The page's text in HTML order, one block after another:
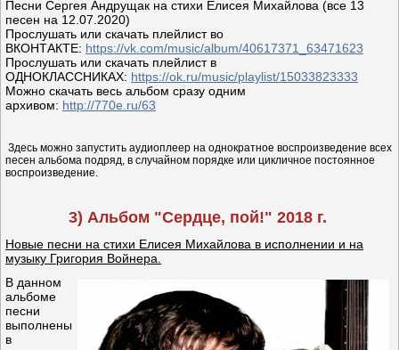
Песни Сергея Андрущак на стихи Елисея Михайлова (все 13
песен на 12.07.2020)
Прослушать или скачать плейлист во
ВКОНТАКТЕ: https://vk.com/music/album/40617371_63471623
Прослушать или скачать плейлист в
ОДНОКЛАССНИКАХ: https://ok.ru/music/playlist/15033823333
Можно скачать весь альбом сразу одним
архивом: http://770e.ru/63
Здесь можно запустить аудиоплеер на однократное воспроизведение всех
песен альбома подряд, в случайном порядке или цикличное постоянное
воспроизведение.
3) Альбом "Сердце, пой!" 2018 г.
Новые песни на стихи Елисея Михайлова в исполнении и на
музыку Григория Войнера.
В данном
альбоме
песни
выполнены
в